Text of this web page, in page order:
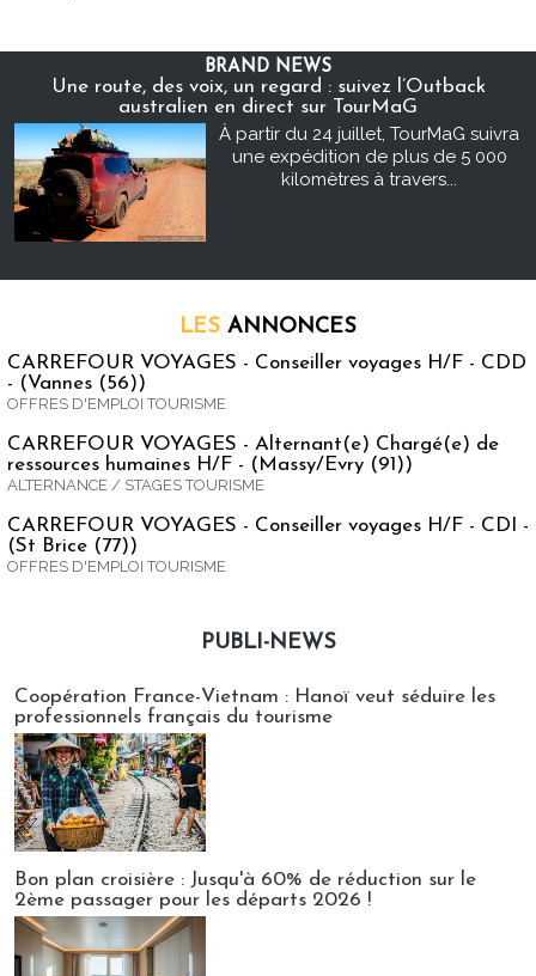
BRAND NEWS
Une route, des voix, un regard : suivez l’Outback
australien en direct sur TourMaG
À partir du 24 juillet, TourMaG suivra
une expédition de plus de 5 000
kilomètres à travers...
LES ANNONCES
CARREFOUR VOYAGES - Conseiller voyages H/F - CDD
- (Vannes (56))
OFFRES D'EMPLOI TOURISME
CARREFOUR VOYAGES - Alternant(e) Chargé(e) de
ressources humaines H/F - (Massy/Evry (91))
ALTERNANCE / STAGES TOURISME
CARREFOUR VOYAGES - Conseiller voyages H/F - CDI -
(St Brice (77))
OFFRES D'EMPLOI TOURISME
PUBLI-NEWS
Coopération France-Vietnam : Hanoï veut séduire les
professionnels français du tourisme
Bon plan croisière : Jusqu'à 60% de réduction sur le
2ème passager pour les départs 2026 !